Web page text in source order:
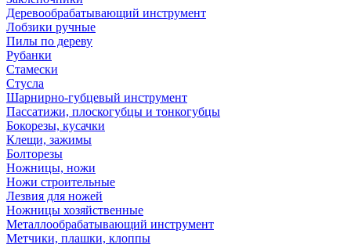
Деревообрабатывающий инструмент
Лобзики ручные
Пилы по дереву
Рубанки
Стамески
Стусла
Шарнирно-губцевый инструмент
Пассатижи, плоскогубцы и тонкогубцы
Бокорезы, кусачки
Клещи, зажимы
Болторезы
Ножницы, ножи
Ножи строительные
Лезвия для ножей
Ножницы хозяйственные
Металлообрабатывающий инструмент
Метчики, плашки, клоппы